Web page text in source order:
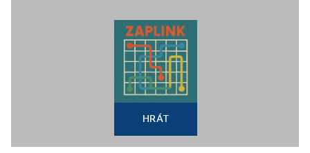
HRÁT